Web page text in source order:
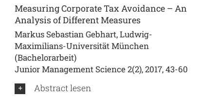
Measuring Corporate Tax Avoidance – An
Analysis of Different Measures
Markus Sebastian Gebhart, Ludwig-
Maximilians-Universität München
(Bachelorarbeit)
Junior Management Science 2(2), 2017, 43-60
Abstract lesen